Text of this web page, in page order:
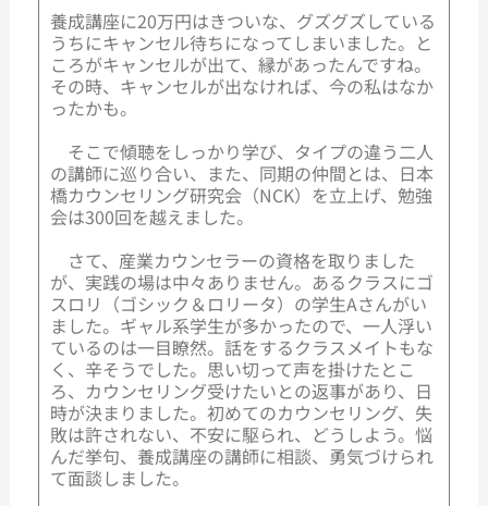
養成講座に20万円はきついな、グズグズしている
うちにキャンセル待ちになってしまいました。と
ころがキャンセルが出て、縁があったんですね。
その時、キャンセルが出なければ、今の私はなか
ったかも。
そこで傾聴をしっかり学び、タイプの違う二人
の講師に巡り合い、また、同期の仲間とは、日本
橋カウンセリング研究会（NCK）を立上げ、勉強
会は300回を越えました。
さて、産業カウンセラーの資格を取りました
が、実践の場は中々ありません。あるクラスにゴ
スロリ（ゴシック＆ロリータ）の学生Aさんがい
ました。ギャル系学生が多かったので、一人浮い
ているのは一目瞭然。話をするクラスメイトもな
く、辛そうでした。思い切って声を掛けたとこ
ろ、カウンセリング受けたいとの返事があり、日
時が決まりました。初めてのカウンセリング、失
敗は許されない、不安に駆られ、どうしよう。悩
んだ挙句、養成講座の講師に相談、勇気づけられ
て面談しました。